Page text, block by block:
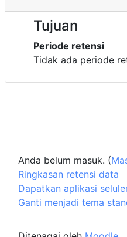
Tujuan
Periode retensi
Tidak ada periode
Anda belum masuk. (
Ringkasan retensi data
Dapatkan aplikasi
Ganti menjadi tema